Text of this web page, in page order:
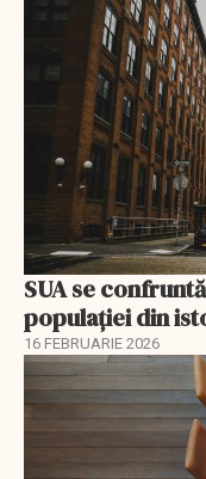
SUA se
populației din
16 FEBRUARIE 2026